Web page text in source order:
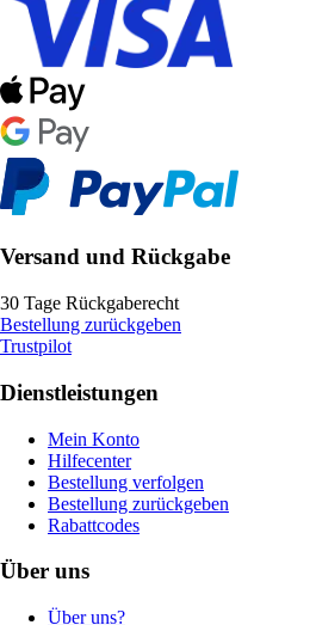
Versand und Rückgabe
30 Tage Rückgaberecht
Bestellung zurückgeben
Trustpilot
Dienstleistungen
Mein Konto
Hilfecenter
Bestellung verfolgen
Bestellung zurückgeben
Rabattcodes
Über uns
Über uns?